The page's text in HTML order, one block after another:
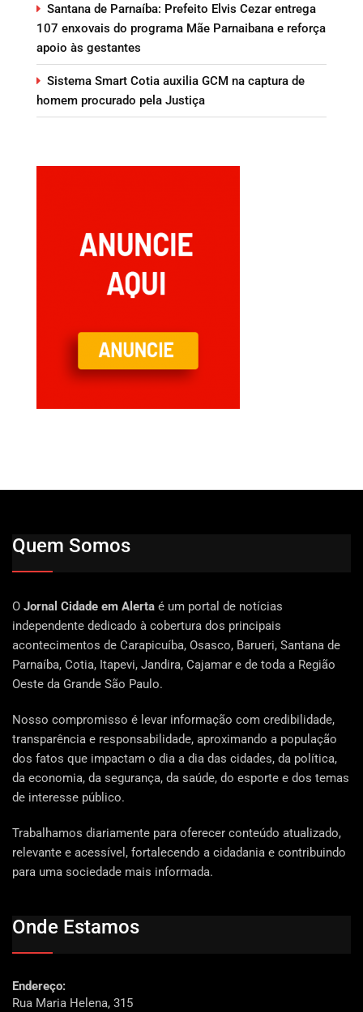
Santana de Parnaíba: Prefeito Elvis Cezar entrega
107 enxovais do programa Mãe Parnaibana e reforça
apoio às gestantes
Sistema Smart Cotia auxilia GCM na captura de
homem procurado pela Justiça
Quem Somos
O Jornal Cidade em Alerta é um portal de notícias
independente dedicado à cobertura dos principais
acontecimentos de Carapicuíba, Osasco, Barueri, Santana de
Parnaíba, Cotia, Itapevi, Jandira, Cajamar e de toda a Região
Oeste da Grande São Paulo.
Nosso compromisso é levar informação com credibilidade,
transparência e responsabilidade, aproximando a população
dos fatos que impactam o dia a dia das cidades, da política,
da economia, da segurança, da saúde, do esporte e dos temas
de interesse público.
Trabalhamos diariamente para oferecer conteúdo atualizado,
relevante e acessível, fortalecendo a cidadania e contribuindo
para uma sociedade mais informada.
Onde Estamos
Endereço:
Rua Maria Helena, 315